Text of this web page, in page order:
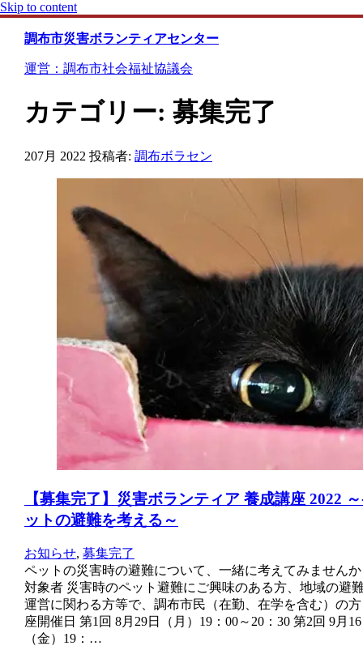
Skip to content
調布市災害ボランティアセンター
運営：調布市社会福祉協議会
カテゴリー: 募集完了
207月 2022 投稿者: 調布ボラセン
【募集完了】災害ボランティア 養成講座 2022
ットの避難を考える～
お知らせ, 募集完了
ペットの災害時の避難について、一緒に考えてみません
対象者 災害時のペット避難にご興味のある方、地域の避
運営に関わる方等で、調布市民（在勤、在学を含む）の
座開催日 第1回 8月29日（月）19：00～20：30 第2回 9月
（金）19：…